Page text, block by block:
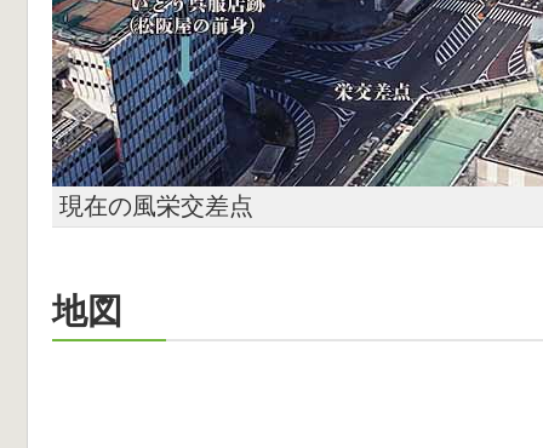
現在の風栄交差点
地図